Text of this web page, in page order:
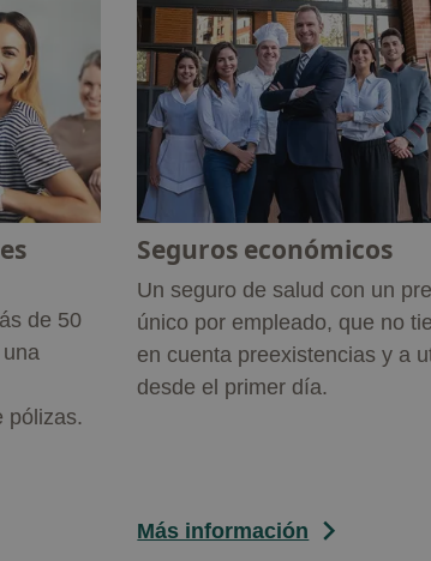
de 50
pólizas.
Seguros económicos
Un seguro de salud con un
único por empleado, que no
en cuenta preexistencias y a
desde el primer día.
Más información